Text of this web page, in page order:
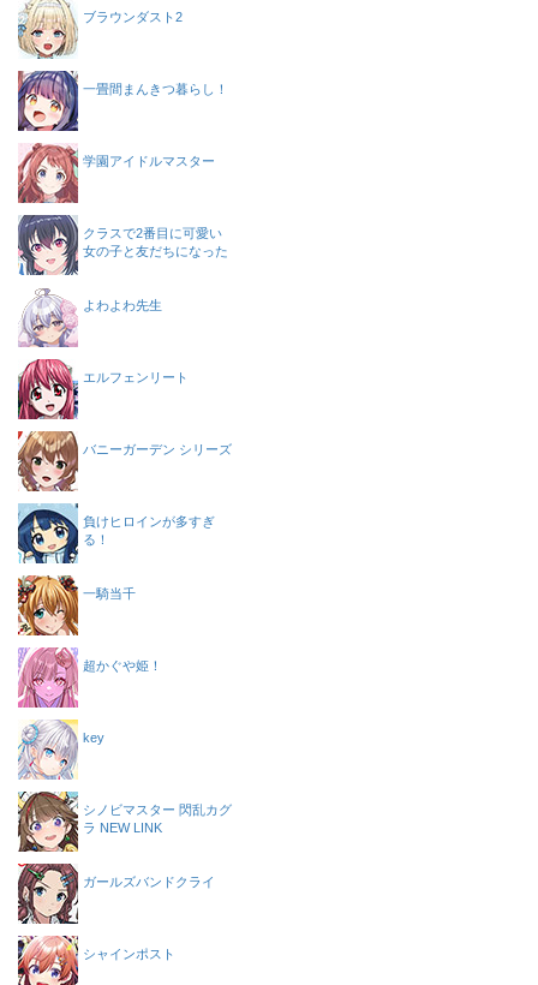
ブラウンダスト2
一畳間まんきつ暮らし！
学園アイドルマスター
クラスで2番目に可愛い
女の子と友だちになった
よわよわ先生
エルフェンリート
バニーガーデン シリーズ
負けヒロインが多すぎ
る！
一騎当千
超かぐや姫！
key
シノビマスター 閃乱カグ
ラ NEW LINK
ガールズバンドクライ
シャインポスト